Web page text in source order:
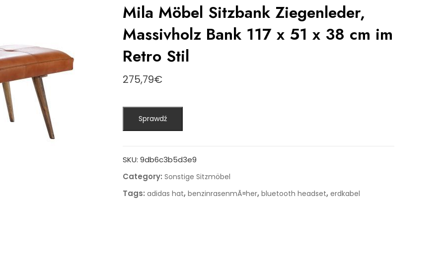
Mila Möbel Sitzbank Ziegenleder,
Massivholz Bank 117 x 51 x 38 cm im
Retro Stil
275,79€
Sprawdź
SKU: 9db6c3b5d3e9
Category: Sonstige Sitzmöbel
Tags: adidas hat, benzinrasenmÃ¤her, bluetooth headset, erdkabel